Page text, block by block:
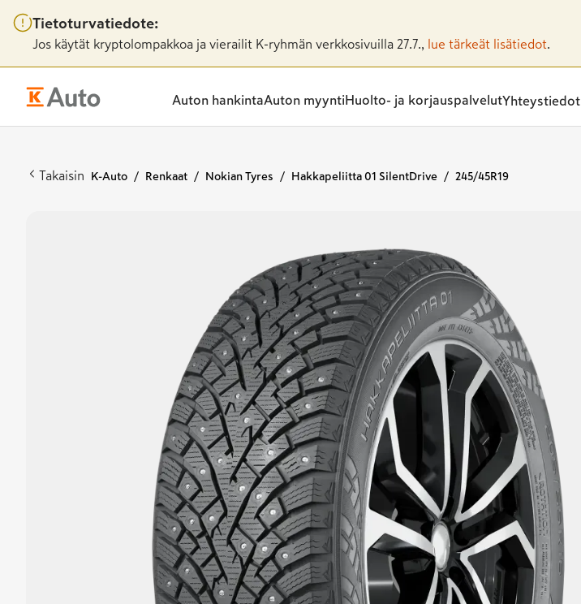
Tietoturvatiedote:
Jos käytät kryptolompakkoa ja vierailit K-ryhmän verkkosivuilla 27.7., lue tärkeät lisätiedot
Auton hankintaAuton myynti Huolto- ja korjauspalvelutYhteystiedot
Takaisin K-Auto Renkaat Nokian Tyres Hakkapeliitta 01 SilentDrive 245/45R19